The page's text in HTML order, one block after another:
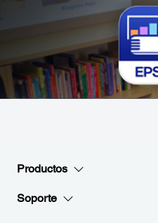
Productos
Soporte